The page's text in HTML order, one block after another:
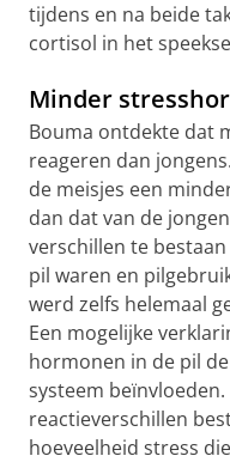
tijdens en na beide
cortisol in het
Minder
Bouma ontdekte dat
reageren dan
de meisjes een
dan dat van de
verschillen te
pil waren en
werd zelfs helemaal
Een mogelijke
hormonen in de pil
systeem
reactieverschillen
hoeveelheid stress